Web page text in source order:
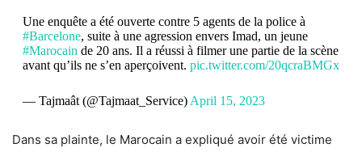
Une enquête a été ouverte contre 5 agents de la police à
#Barcelone, suite à une agression envers Imad, un jeune
#Marocain de 20 ans. Il a réussi à filmer une partie de la scène
avant qu’ils ne s’en aperçoivent. pic.twitter.com/20qcraBMGx
— Tajmaât (@Tajmaat_Service) April 15, 2023
Dans sa plainte, le Marocain a expliqué avoir été victime